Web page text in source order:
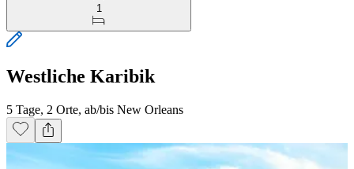
1
Westliche Karibik
5 Tage, 2 Orte, ab/bis New Orleans